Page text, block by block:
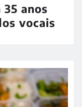
anos
vocais